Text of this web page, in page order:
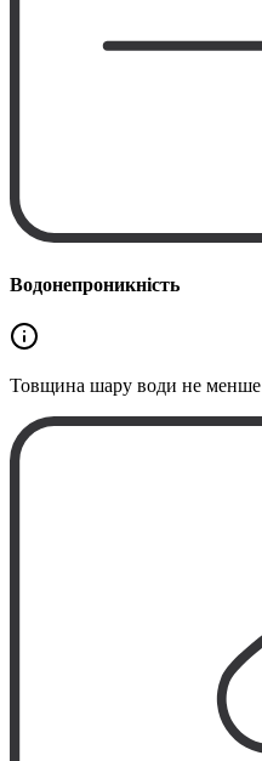
Водонепроникність
Товщина шару води не менше